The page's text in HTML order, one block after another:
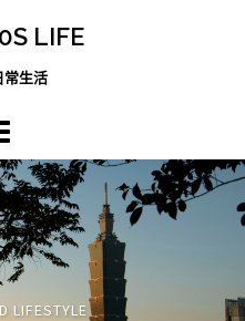
LIFE
常生活
LIFESTYLE